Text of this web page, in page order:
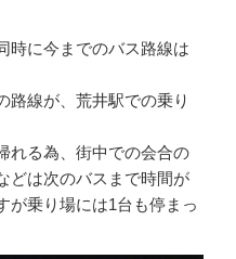
時に今までのバス路線は
路線が、荒井駅での乗り
れる為、街中での会合の
どは次のバスまで時間が
が乗り場には1台も停まっ